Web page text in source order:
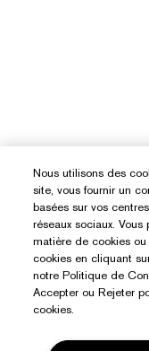
Nous utilisons des
site, vous fournir un
basées sur vos
réseaux sociaux.
matière de cookies
cookies en cliquant
notre Politique de
Accepter ou Rejeter
cookies.